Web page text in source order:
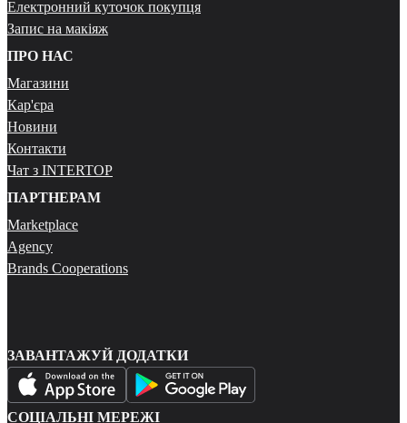
Електронний куточок покупця
Запис на макіяж
ПРО НАС
Магазини
Кар'єра
Новини
Контакти
Чат з INTERTOP
ПАРТНЕРАМ
Marketplace
Agency
Brands Cooperations
ЗАВАНТАЖУЙ ДОДАТКИ
СОЦІАЛЬНІ МЕРЕЖІ